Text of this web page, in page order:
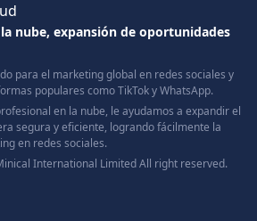
nube, expansión de oportunidades
para el marketing global en redes sociales y
populares como TikTok y WhatsApp.
en la nube, le ayudamos a expandir el
segura y eficiente, logrando fácilmente la
en redes sociales.
International Limited All right reserved.